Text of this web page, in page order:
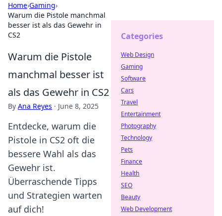
Home›Gaming›
Warum die Pistole manchmal
besser ist als das Gewehr in
CS2
Warum die Pistole
manchmal besser ist
als das Gewehr in CS2
By Ana Reyes · June 8, 2025
Entdecke, warum die
Pistole in CS2 oft die
bessere Wahl als das
Gewehr ist.
Überraschende Tipps
und Strategien warten
auf dich!
Categories
Web Design
Gaming
Software
Cars
Travel
Entertainment
Photography
Technology
Pets
Finance
Health
SEO
Beauty
Web Development